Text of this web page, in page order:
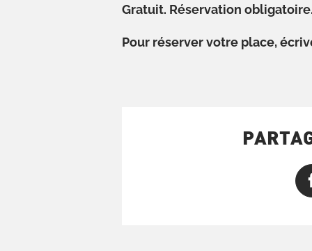
Gratuit. Réservation
Pour réserver votre place,